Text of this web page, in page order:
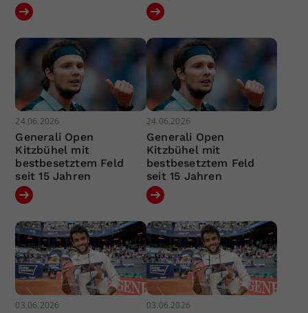
24.06.2026
Generali Open
Kitzbühel mit
bestbesetztem Feld
seit 15 Jahren
24.06.2026
Generali Open
Kitzbühel mit
bestbesetztem Feld
seit 15 Jahren
03.06.2026 03.06.2026